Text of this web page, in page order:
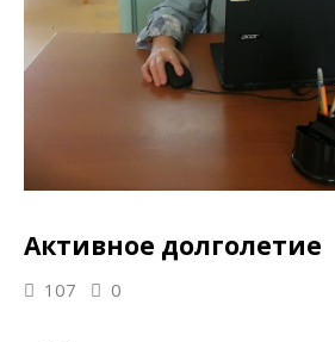
Активное долголетие
107 0